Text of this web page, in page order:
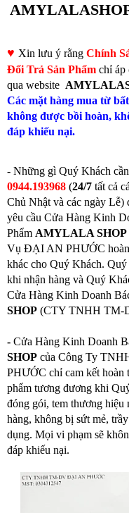
♥ Xin lưu ý rằng Chính
Đổi Trả Sản Phẩm chỉ áp
qua website
Các mặt hàng mua từ
không được bồi hoàn,
đáp khiếu nại.
- Những gì Quý Khách
0944.193968 (24/7 tất cả
Chủ Nhật và các ngày Lễ)
yêu cầu Cửa Hàng Kinh
Phẩm AMYLALA SHOP
Vụ ĐẠI AN PHƯỚC hoàn
khác cho Quý Khách.
khi nhận hàng và Quý
Cửa Hàng Kinh Doanh
SHOP (CTY TNHH TM-
- Cửa Hàng Kinh Doanh
SHOP của Công Ty
PHƯỚC chỉ cam kết hoàn
phẩm tương đương khi
đóng gói, tem thương hiệu
hàng, không bị sứt mẻ,
dụng. Mọi vi phạm sẽ
đáp khiếu nại.